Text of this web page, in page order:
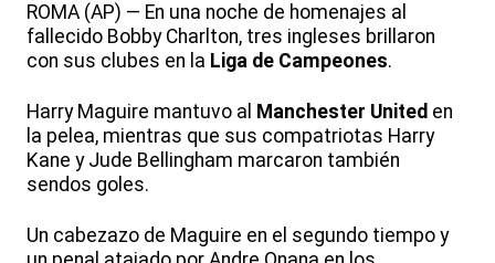
ROMA (AP) — En una noche de homenajes al
fallecido Bobby Charlton, tres ingleses brillaron
con sus clubes en la Liga de Campeones.
Harry Maguire mantuvo al Manchester United en
la pelea, mientras que sus compatriotas Harry
Kane y Jude Bellingham marcaron también
sendos goles.
Un cabezazo de Maguire en el segundo tiempo y